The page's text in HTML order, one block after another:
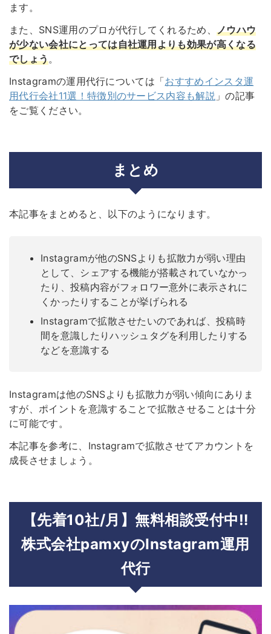
ます。
また、SNS運用のプロが代行してくれるため、ノウハウ
が少ない会社にとっては自社運用よりも効果が高くなる
でしょう。
Instagramの運用代行については「おすすめインスタ運
用代行会社11選！特徴別のサービス内容も解説 」の記事
をご覧ください。
まとめ
本記事をまとめると、以下のようになります。
Instagramが他のSNSよりも拡散力が弱い理由
として、シェアする機能が搭載されていなかっ
たり、投稿内容がフォロワー意外に表示されに
くかったりすることが挙げられる
Instagramで拡散させたいのであれば、投稿時
間を意識したりハッシュタグを利用したりする
などを意識する
Instagramは他のSNSよりも拡散力が弱い傾向にありま
すが、ポイントを意識することで拡散させることは十分
に可能です。
本記事を参考に、Instagramで拡散させてアカウントを
成長させましょう。
【先着10社/月】無料相談受付中‼︎
株式会社pamxyのInstagram運用
代行